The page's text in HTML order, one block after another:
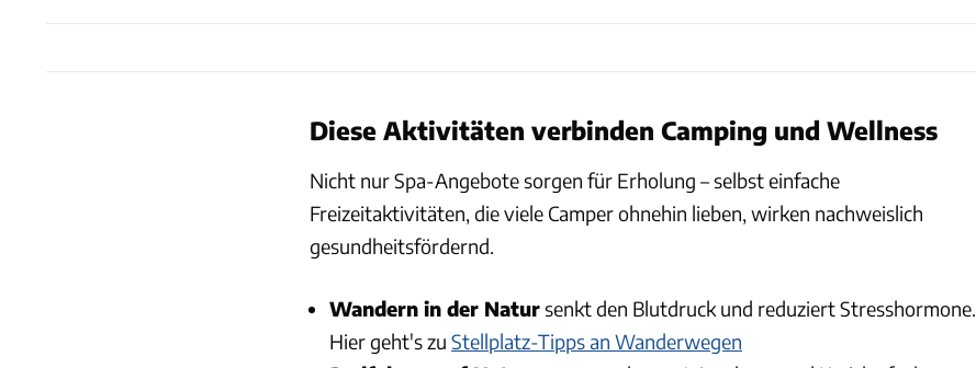
Diese Aktivitäten verbinden Camping und Wellness
Nicht nur Spa-Angebote sorgen für Erholung – selbst einfache
Freizeitaktivitäten, die viele Camper ohnehin lieben, wirken nachweislich
gesundheitsfördernd.
Wandern in der Natursenkt den Blutdruck und reduziert Stresshormone.
Hier geht's zu Stellplatz-Tipps an Wanderwegen